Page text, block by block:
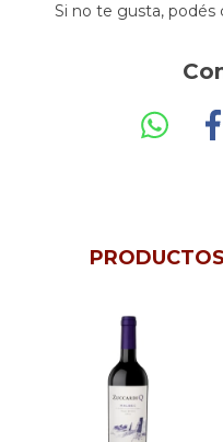
Si no te gusta, podés